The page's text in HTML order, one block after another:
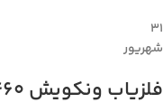
۳۱
شهریور
فلزیاب ونکویش 460